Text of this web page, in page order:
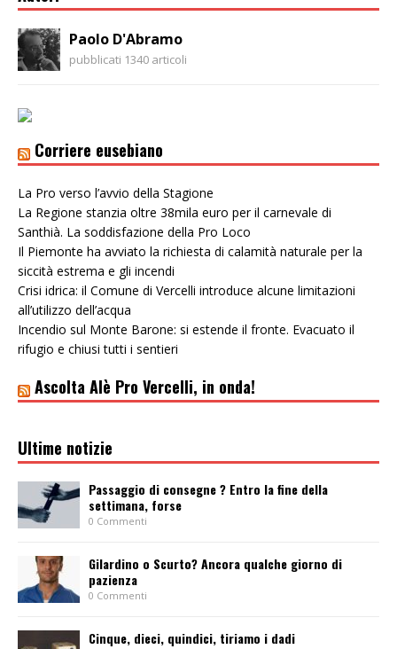
Paolo D'Abramo
pubblicati 1340 articoli
Corriere eusebiano
La Pro verso l’avvio della Stagione
La Regione stanzia oltre 38mila euro per il carnevale di
Santhià. La soddisfazione della Pro Loco
Il Piemonte ha avviato la richiesta di calamità naturale per la
siccità estrema e gli incendi
Crisi idrica: il Comune di Vercelli introduce alcune limitazioni
all’utilizzo dell’acqua
Incendio sul Monte Barone: si estende il fronte. Evacuato il
rifugio e chiusi tutti i sentieri
Ascolta Alè Pro Vercelli, in onda!
Ultime notizie
Passaggio di consegne ? Entro la fine della
settimana, forse
0 Commenti
Gilardino o Scurto? Ancora qualche giorno di
pazienza
0 Commenti
Cinque, dieci, quindici, tiriamo i dadi